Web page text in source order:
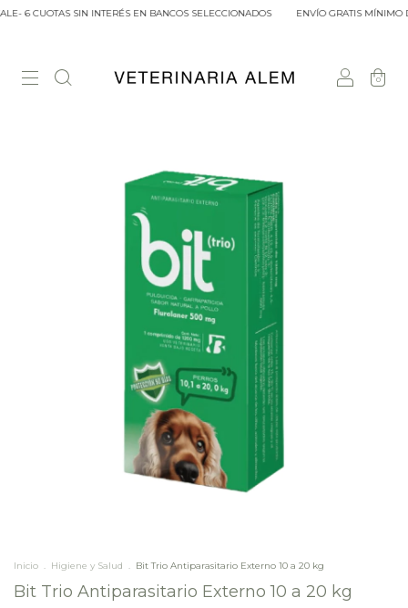
6 CUOTAS SIN INTERÉS EN BANCOS SELECCIONADOS ENVÍO GRATIS MÍNIMO
0
Inicio . Higiene y Salud . Bit Trio Antiparasitario Externo 10 a 20 kg
Bit Trio Antiparasitario Externo 10 a 20 kg